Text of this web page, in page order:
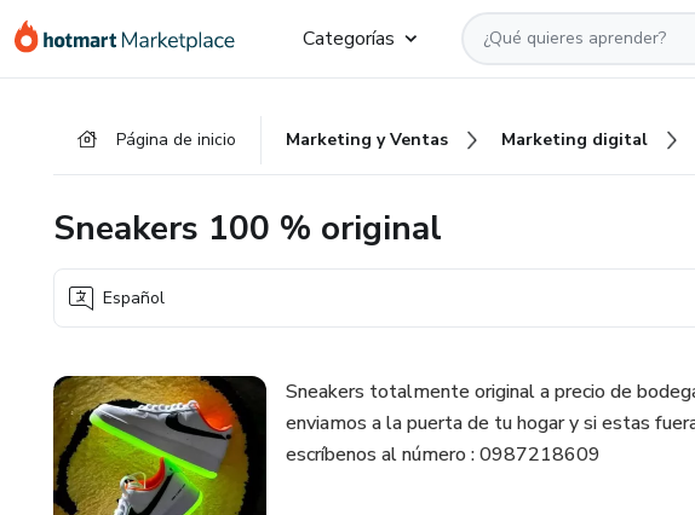
Categorías
Página de inicio Marketing y Ventas Marketing digital
Sneakers 100 % original
Español
Sneakers totalmente original a precio de
enviamos a la puerta de tu hogar y si estas
escríbenos al número : 0987218609